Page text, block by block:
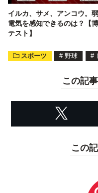
イルカ、サメ、アンコウ。
電気を感知できるのは？【
テスト】
スポーツ # 野球 #
この記
この